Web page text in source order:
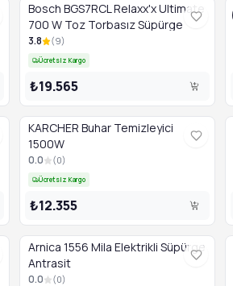
Bosch BGS7RCL Relaxx'x Ultimate
700 W Toz Torbasız Süpürge
3.8 (9)
Ücretsiz Kargo
₺19.565
KARCHER Buhar Temizleyici
1500W
0.0 (0)
Ücretsiz Kargo
₺12.355
Arnica 1556 Mila Elektrikli Süpürge
Antrasit
0.0 (0)